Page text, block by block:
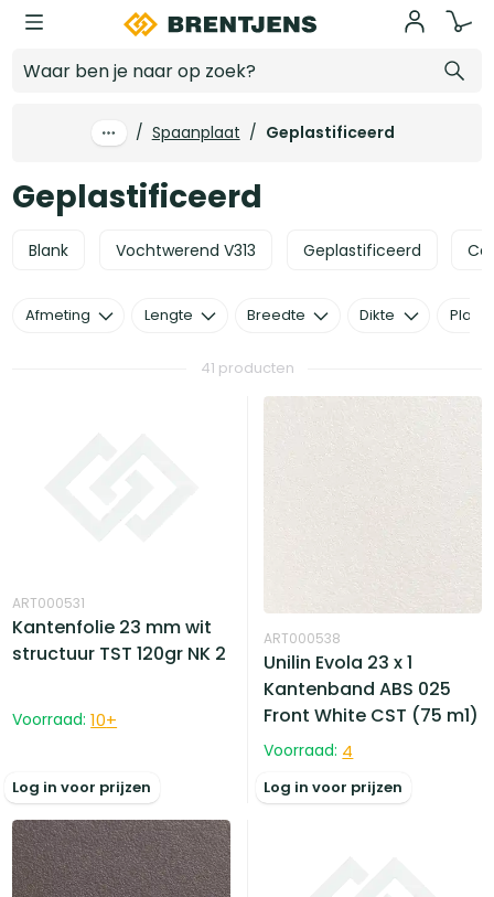
Ga naar hoofdinhoud
/ Spaanplaat / Geplastificeerd
Geplastificeerd
Blank Vochtwerend V313 Geplastificeerd
41 producten
ART000531
Kantenfolie 23 mm wit
structuur TST 120gr NK 2
Voorraad: 10+
Log in voor prijzen
ART000538
Unilin Evola 23 x 1
Kantenband ABS 025
Front White CST (75 m1)
Voorraad: 4
Log in voor prijzen
Afmeting Lengte Breedte Dikte